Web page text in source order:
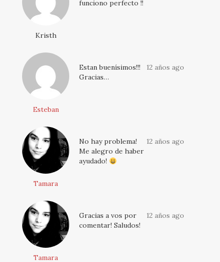
Kristh
funciono perfecto !!
Esteban
12 años ago
Estan buenísimos!!!
Gracias…
Tamara
12 años ago
No hay problema!
Me alegro de haber
ayudado!
Tamara
12 años ago
Gracias a vos por
comentar! Saludos!